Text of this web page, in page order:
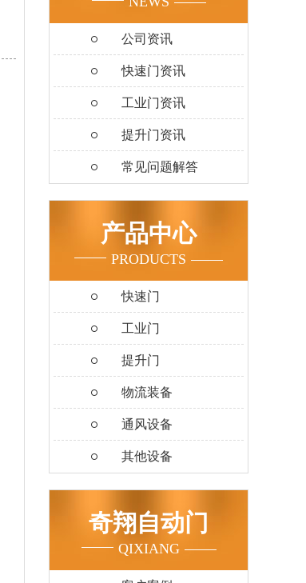
公司资讯
快速门资讯
工业门资讯
提升门资讯
常见问题解答
产品中心
PRODUCTS
快速门
工业门
提升门
物流装备
通风设备
其他设备
奇翔自动门
QIXIANG